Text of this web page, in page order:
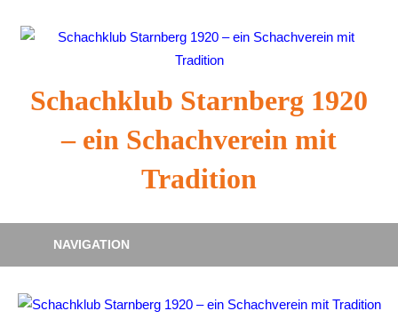
Inhalt
Schachklub Starnberg 1920
– ein Schachverein mit
Tradition
NAVIGATION